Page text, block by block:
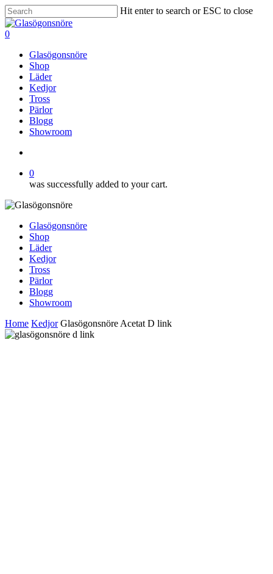
Skip
to
main
Hit enter to search or ESC to close
Close
Search
search
0
Glasögonsnöre
Shop
Läder
Kedjor
Tross
Pärlor
Blogg
Showroom
0
was successfully added to your cart.
Glasögonsnöre
Shop
Läder
Kedjor
Tross
Pärlor
Blogg
Showroom
Home Kedjor Glasögonsnöre Acetat D link